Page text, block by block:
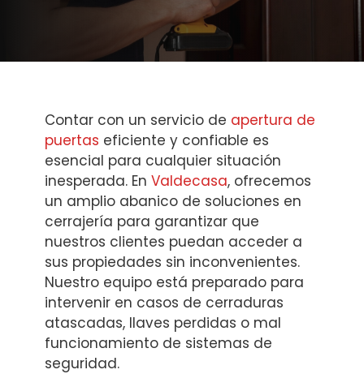
Contar con un servicio de apertura de
puertas eficiente y confiable es
esencial para cualquier situación
inesperada. En Valdecasa, ofrecemos
un amplio abanico de soluciones en
cerrajería para garantizar que
nuestros clientes puedan acceder a
sus propiedades sin inconvenientes.
Nuestro equipo está preparado para
intervenir en casos de cerraduras
atascadas, llaves perdidas o mal
funcionamiento de sistemas de
seguridad.